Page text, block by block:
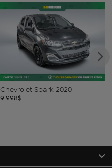
Chevrolet Spark 2020
9 998$